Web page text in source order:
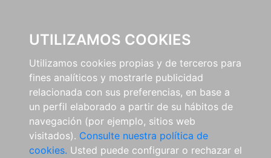
UTILIZAMOS COOKIES
Utilizamos cookies propias y de terceros para
fines analíticos y mostrarle publicidad
relacionada con sus preferencias, en base a
un perfil elaborado a partir de su hábitos de
navegación (por ejemplo, sitios web
visitados). Consulte nuestra política de
cookies. Usted puede configurar o rechazar el